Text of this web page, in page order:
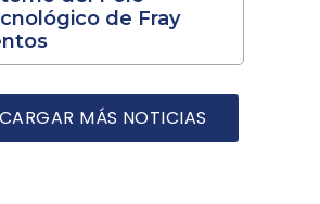
de Fray
CARGAR MÁS NOTICIAS